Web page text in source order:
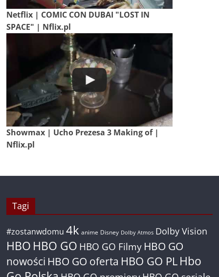
Netflix | COMIC CON DUBAI "LOST IN
SPACE" | Nflix.pl
Showmax | Ucho Prezesa 3 Making of |
Nflix.pl
Tagi
#zostanwdomu 4k anime Disney Dolby Atmos Dolby Vision
HBO HBO GO HBO GO Filmy HBO GO
nowości HBO GO oferta HBO GO PL Hbo